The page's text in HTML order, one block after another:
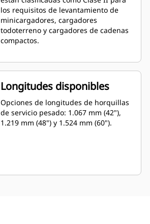
los requisitos de levantamiento de
minicargadores, cargadores
todoterreno y cargadores de cadenas
compactos.
Longitudes disponibles
Opciones de longitudes de horquillas
de servicio pesado: 1.067 mm (42"),
1.219 mm (48") y 1.524 mm (60").